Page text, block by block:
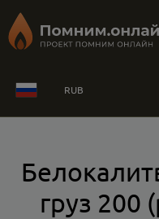
RUB
груз 200